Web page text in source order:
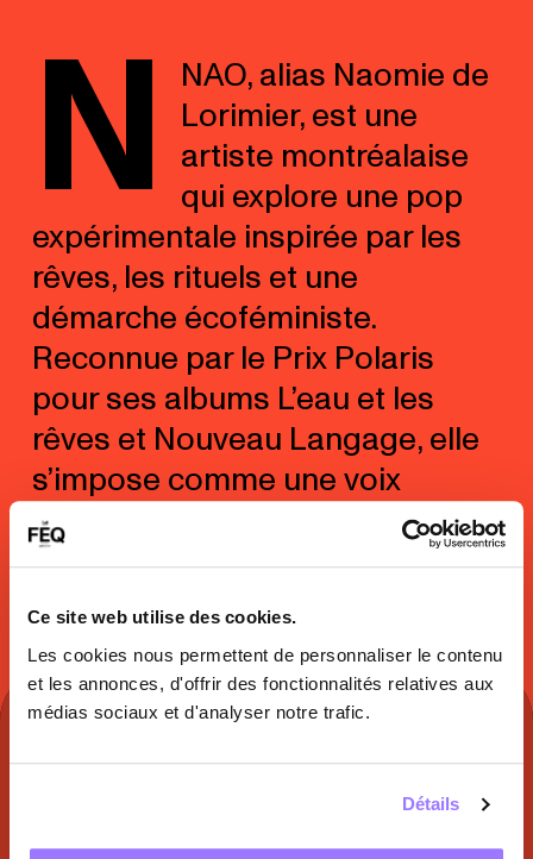
Ce site web utilise des cookies.
Les cookies nous permettent de personnaliser le contenu
et les annonces, d'offrir des fonctionnalités relatives aux
médias sociaux et d'analyser notre trafic.
Détails
N
NAO, alias Naomie de
Lorimier, est une
artiste montréalaise
qui explore une pop
expérimentale inspirée par les
rêves, les rituels et une
démarche écoféministe.
Reconnue par le Prix Polaris
pour ses albums L’eau et les
rêves et Nouveau Langage, elle
s’impose comme une voix
singulière de la scène
indépendante actuelle.
À DÉCOUVRIR SUR